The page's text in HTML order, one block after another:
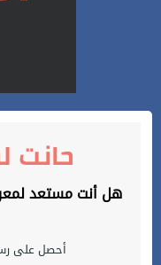
حانت
هل أنت مستعد
أحصل على